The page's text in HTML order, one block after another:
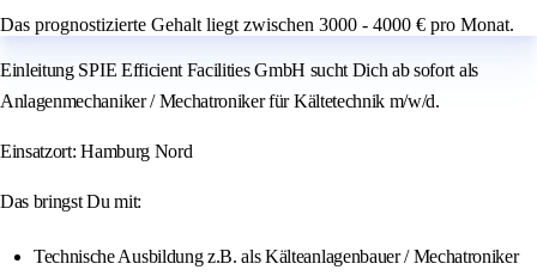
Das prognostizierte Gehalt liegt zwischen 3000 - 4000 € pro Monat.
Einleitung SPIE Efficient Facilities GmbH sucht Dich ab sofort als
Anlagenmechaniker / Mechatroniker für Kältetechnik m/w/d.
Einsatzort: Hamburg Nord
Das bringst Du mit:
Technische Ausbildung z.B. als Kälteanlagenbauer / Mechatroniker